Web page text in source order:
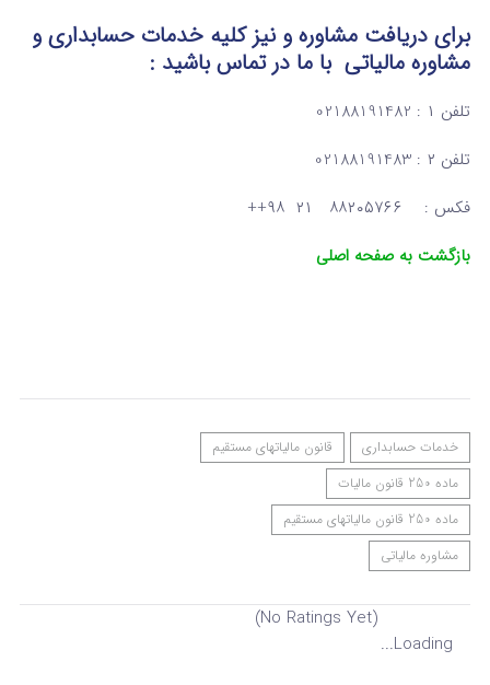
برای دریافت مشاوره و نیز کلیه خدمات حسابداری و
مشاوره مالیاتیبا ما در تماسباشید :
تلفن ۱ : 02188191482
تلفن ۲ : 02188191483
فکس : ۸۸۲۰۵۷۶۶ ۲۱ ۹۸++
بازگشت به صفحه اصلی
خدمات حسابداری
قانون مالیاتهای مستقیم
ماده 250 قانون مالیات
ماده 250 قانون مالیاتهای مستقیم
مشاوره مالیاتی
(No Ratings Yet)
Loading...